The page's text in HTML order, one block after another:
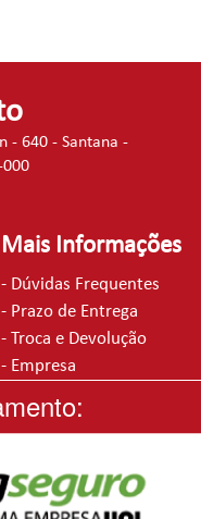
- 640 - Santana -
000
Mais Informações
- Dúvidas Frequentes
- Prazo de Entrega
- Troca e Devolução
- Empresa